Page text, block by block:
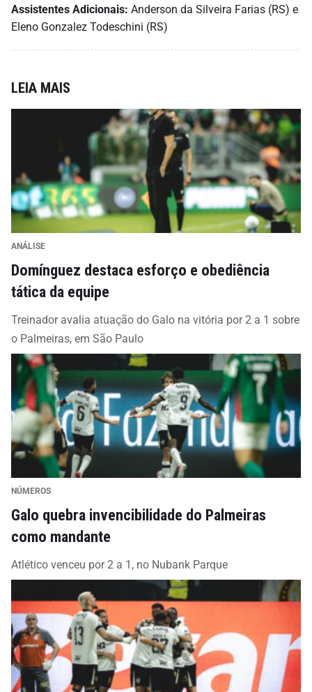
Assistentes Adicionais: Anderson da Silveira Farias (RS) e
Eleno Gonzalez Todeschini (RS)
LEIA MAIS
ANÁLISE
Domínguez destaca esforço e obediência
tática da equipe
Treinador avalia atuação do Galo na vitória por 2 a 1 sobre
o Palmeiras, em São Paulo
NÚMEROS
Galo quebra invencibilidade do Palmeiras
como mandante
Atlético venceu por 2 a 1, no Nubank Parque